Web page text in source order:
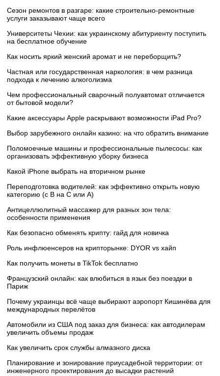
Сезон ремонтов в разгаре: какие строительно-ремонтные
услуги заказывают чаще всего
Университеты Чехии: как украинскому абитуриенту поступить
на бесплатное обучение
Как носить яркий женский аромат и не переборщить?
Частная или государственная наркология: в чем разница
подхода к лечению алкоголизма
Чем профессиональный сварочный полуавтомат отличается
от бытовой модели?
Какие аксессуары Apple раскрывают возможности iPad Pro?
Выбор зарубежного онлайн казино: на что обратить внимание
Поломоечные машины и профессиональные пылесосы: как
организовать эффективную уборку бизнеса
Какой iPhone выбрать на вторичном рынке
Переподготовка водителей: как эффективно открыть новую
категорию (с B на C или А)
Антицеллюлитный массажер для разных зон тела:
особенности применения
Как безопасно обменять крипту: гайд для новичка
Роль инфлюенсеров на крипторынке: DYOR vs хайп
Как получить монеты в TikTok бесплатно
Французский онлайн: как влюбиться в язык без поездки в
Париж
Почему украинцы всё чаще выбирают аэропорт Кишинёва для
международных перелётов
Автомобили из США под заказ для бизнеса: как автодилерам
увеличить объемы продаж
Как увеличить срок службы алмазного диска
Планирование и зонирование приусадебной территории: от
инженерного проектирования до высадки растений